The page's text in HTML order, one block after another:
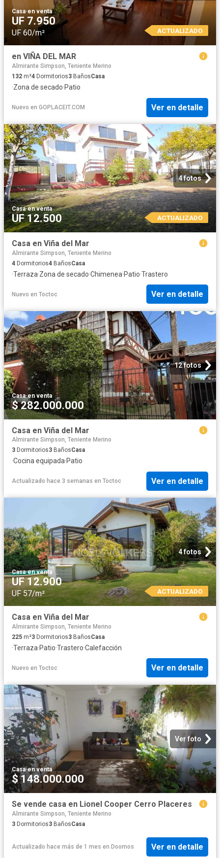
Casa·en venta
UF 7.950
UF 60/m² ACTUALIZADO
en VIÑA DEL MAR
Almirante Simpson, Teniente Merino
132 m²4 Dormitorios3 BañosCasa
·Zona de secado·Patio
Nuevo en GOPLACEIT.COM Ver en detalle
4 fotos
Casa·en venta
UF 12.500 ACTUALIZADO
Casa en Viña del Mar
Almirante Simpson, Teniente Merino
4 Dormitorios4 BañosCasa
·Terraza·Zona de secado·Chimenea·Patio·Trastero
Nuevo en Toctoc Ver en detalle
12 fotos
Casa·en venta
$ 282.000.000
Casa en Viña del Mar
Almirante Simpson, Teniente Merino
3 Dormitorios3 BañosCasa
·Cocina equipada·Patio
Actualizado hace 3 semanas en Toctoc Ver en detalle
4 fotos
Casa·en venta
UF 12.900
UF 57/m² ACTUALIZADO
Casa en Viña del Mar
Almirante Simpson, Teniente Merino
225 m²3 Dormitorios3 BañosCasa
·Terraza·Patio·Trastero·Calefacción
Nuevo en Toctoc Ver en detalle
Ver foto
Casa·en venta
$ 148.000.000
Se vende casa en Lionel Cooper Cerro Placeres
Almirante Simpson, Teniente Merino
3 Dormitorios3 BañosCasa
Actualizado hace más de 1 mes en Doomos Ver en detalle